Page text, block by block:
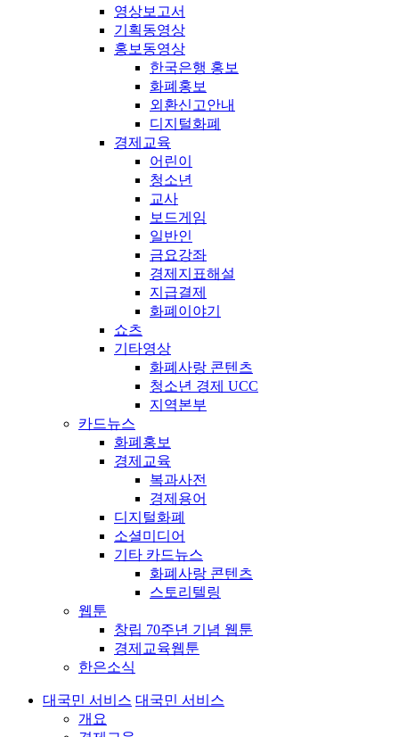
영상보고서
기획동영상
홍보동영상
한국은행 홍보
화폐홍보
외환신고안내
디지털화폐
경제교육
어린이
청소년
교사
보드게임
일반인
금요강좌
경제지표해설
지급결제
화폐이야기
쇼츠
기타영상
화폐사랑 콘텐츠
청소년 경제 UCC
지역본부
카드뉴스
화폐홍보
경제교육
복과사전
경제용어
디지털화폐
소셜미디어
기타 카드뉴스
화폐사랑 콘텐츠
스토리텔링
웹툰
창립 70주년 기념 웹툰
경제교육웹툰
한은소식
대국민 서비스 대국민 서비스
개요